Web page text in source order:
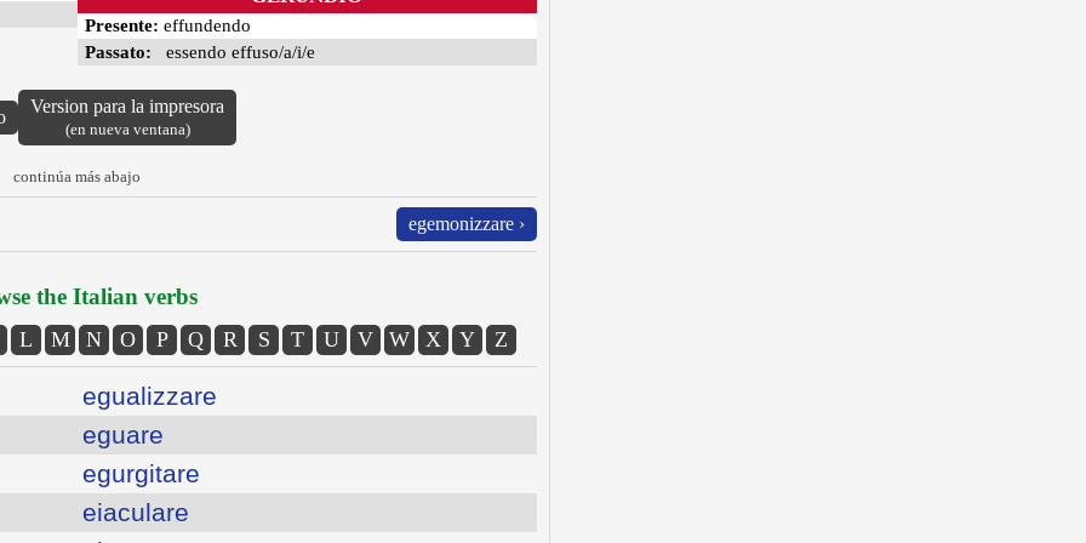
Presente: effundendo
Passato: essendo effuso/a/i/e
Version para la impresora
(en nueva ventana)
continúa más abajo
egemonizzare ›
the Italian verbs
L M N O P Q R S T U V W X Y Z
egualizzare
eguare
egurgitare
eiaculare